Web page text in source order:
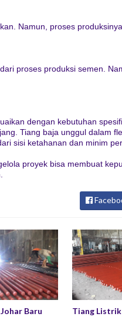
Namun, proses
proses produksi semen.
dengan kebutuhan
Tiang baja unggul dalam
sisi ketahanan dan minim
proyek bisa membuat
Baru
Tiang Listrik